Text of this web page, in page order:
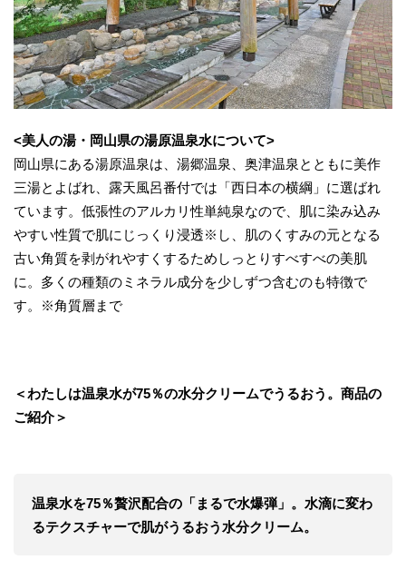
<美人の湯・岡山県の湯原温泉水について>
岡山県にある湯原温泉は、湯郷温泉、奥津温泉とともに美作
三湯とよばれ、露天風呂番付では「西日本の横綱」に選ばれ
ています。低張性のアルカリ性単純泉なので、肌に染み込み
やすい性質で肌にじっくり浸透※し、肌のくすみの元となる
古い角質を剥がれやすくするためしっとりすべすべの美肌
に。多くの種類のミネラル成分を少しずつ含むのも特徴で
す。※角質層まで
＜わたしは温泉水が75％の水分クリームでうるおう。商品の
ご紹介＞
温泉水を75％贅沢配合の「まるで水爆弾」。水滴に変わ
るテクスチャーで肌がうるおう水分クリーム。